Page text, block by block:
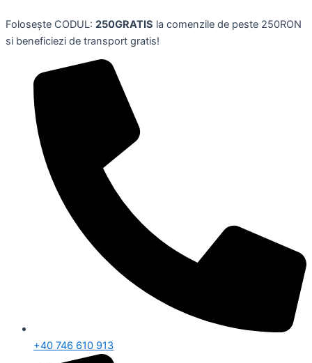
to
content
Folosește CODUL: 250GRATIS la comenzile de peste 250RON
si beneficiezi de transport gratis!
+40 746 610 913